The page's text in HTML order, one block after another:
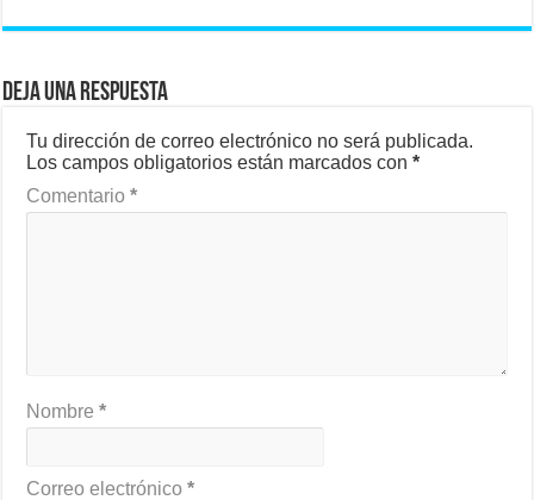
Deja una respuesta
Tu dirección de correo electrónico no será publicada.
Los campos obligatorios están marcados con*
Comentario*
Nombre*
Correo electrónico*